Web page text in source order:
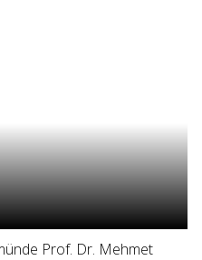
Prof. Dr. Mehmet